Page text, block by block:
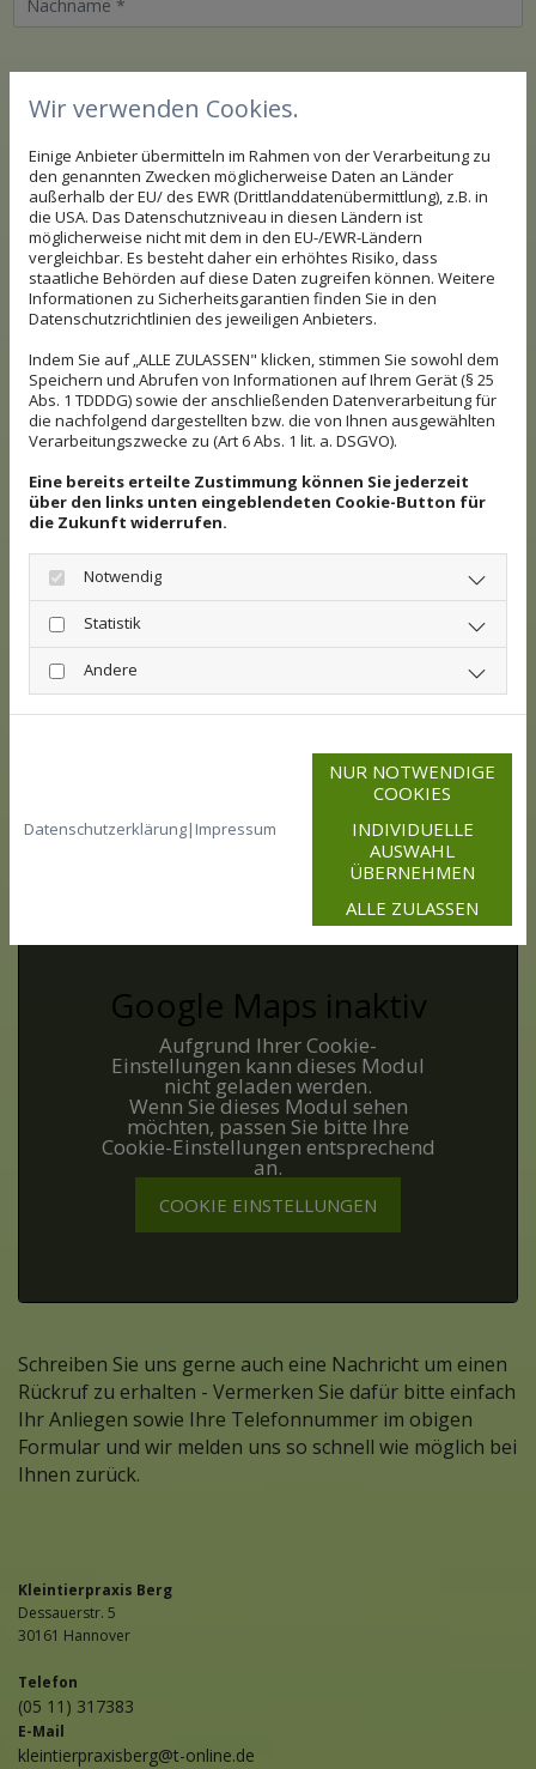
genommen und stimme der Verarbeitung
meiner Daten zu. *
* Pflichtangabe
Google Maps inaktiv
Aufgrund Ihrer Cookie-
Einstellungen kann dieses Modul
nicht geladen werden.
Wenn Sie dieses Modul sehen
möchten, passen Sie bitte Ihre
Cookie-Einstellungen entsprechend
an.
COOKIE EINSTELLUNGEN
Schreiben Sie uns gerne auch eine Nachricht um einen
Rückruf zu erhalten - Vermerken Sie dafür bitte einfach
Ihr Anliegen sowie Ihre Telefonnummer im obigen
Formular und wir melden uns so schnell wie möglich bei
Ihnen zurück.
Kleintierpraxis Berg
Dessauerstr. 5
30161 Hannover
Telefon
(05 11) 317383
E-Mail
kleintierpraxisberg@t-online.de
Wir verwenden Cookies.
Einige Anbieter übermitteln im Rahmen von der Verarbeitung zu
den genannten Zwecken möglicherweise Daten an Länder
außerhalb der EU/ des EWR (Drittlanddatenübermittlung), z.B. in
die USA. Das Datenschutzniveau in diesen Ländern ist
möglicherweise nicht mit dem in den EU-/EWR-Ländern
vergleichbar. Es besteht daher ein erhöhtes Risiko, dass
staatliche Behörden auf diese Daten zugreifen können. Weitere
Informationen zu Sicherheitsgarantien finden Sie in den
Datenschutzrichtlinien des jeweiligen Anbieters.
Indem Sie auf „ALLE ZULASSEN" klicken, stimmen Sie sowohl dem
Speichern und Abrufen von Informationen auf Ihrem Gerät (§ 25
Abs. 1 TDDDG) sowie der anschließenden Datenverarbeitung für
die nachfolgend dargestellten bzw. die von Ihnen ausgewählten
Verarbeitungszwecke zu (Art 6 Abs. 1 lit. a. DSGVO).
Eine bereits erteilte Zustimmung können Sie jederzeit
über den links unten eingeblendeten Cookie-Button für
die Zukunft widerrufen.
Notwendig
Statistik
Andere
Datenschutzerklärung| Impressum
NUR NOTWENDIGE
COOKIES
INDIVIDUELLE
AUSWAHL
ÜBERNEHMEN
ALLE ZULASSEN